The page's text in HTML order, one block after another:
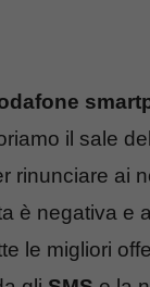
il sale
rinunciare ai
è negativa e
le migliori